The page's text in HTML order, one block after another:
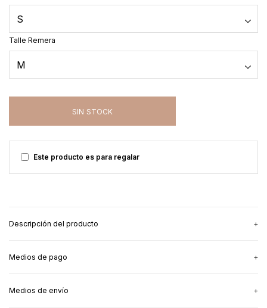
Talle Remera
Este producto es para regalar
Descripción del producto
Un nuevo conjunto para estar canchera y amamantar. Ideal para
- 100% panal de abeja - waffle
Medios de pago
Medios de envío